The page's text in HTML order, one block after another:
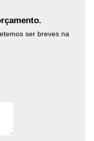
ser breves na